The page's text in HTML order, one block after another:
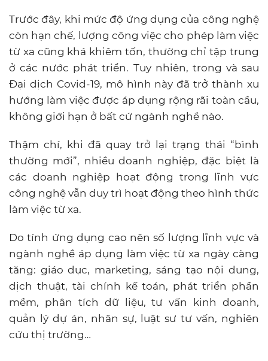
Trước đây, khi mức độ ứng dụng của công nghệ
còn hạn chế, lượng công việc cho phép làm việc
từ xa cũng khá khiêm tốn, thường chỉ tập trung
ở các nước phát triển. Tuy nhiên, trong và sau
Đại dịch Covid-19, mô hình này đã trở thành xu
hướng làm việc được áp dụng rộng rãi toàn cầu,
không giới hạn ở bất cứ ngành nghề nào.
Thậm chí, khi đã quay trở lại trạng thái “bình
thường mới”, nhiều doanh nghiệp, đặc biệt là
các doanh nghiệp hoạt động trong lĩnh vực
công nghệ vẫn duy trì hoạt động theo hình thức
làm việc từ xa.
Do tính ứng dụng cao nên số lượng lĩnh vực và
ngành nghề áp dụng làm việc từ xa ngày càng
tăng: giáo dục, marketing, sáng tạo nội dung,
dịch thuật, tài chính kế toán, phát triển phần
mềm, phân tích dữ liệu, tư vấn kinh doanh,
quản lý dự án, nhân sự, luật sư tư vấn, nghiên
cứu thị trường…